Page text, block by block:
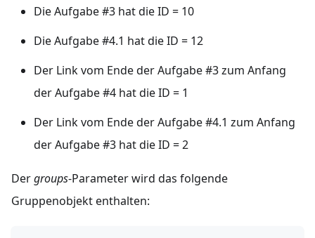
Die Aufgabe #3 hat die ID = 10
Die Aufgabe #4.1 hat die ID = 12
Der Link vom Ende der Aufgabe #3 zum Anfang
der Aufgabe #4 hat die ID = 1
Der Link vom Ende der Aufgabe #4.1 zum Anfang
der Aufgabe #3 hat die ID = 2
Dergroups-Parameter wird das folgende
Gruppenobjekt enthalten: